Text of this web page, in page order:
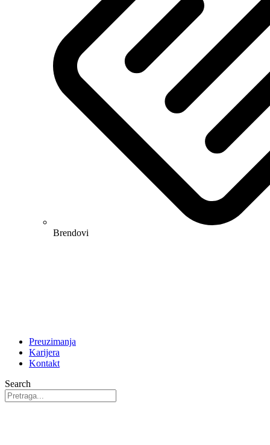
Brendovi
Preuzimanja
Karijera
Kontakt
Search